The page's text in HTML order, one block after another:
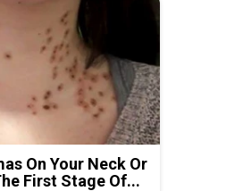
On Your Neck Or
First Stage Of...